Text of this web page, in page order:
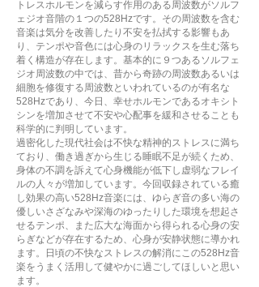
トレスホルモンを減らす作用のある周波数がソルフ
ェジオ音階の１つの528Hzです。その周波数を含む
音楽は気分を改善したり不安を払拭する影響もあ
り、テンポや音色には心身のリラックスを生む落ち
着く構造が存在します。基本的に９つあるソルフェ
ジオ周波数の中では、昔から奇跡の周波数あるいは
細胞を修復する周波数といわれているのが有名な
528Hzであり、今日、幸せホルモンであるオキシト
シンを増加させて不安や心配事を緩和させることも
科学的に判明しています。
過密化した現代社会は不快な精神的ストレスに満ち
ており、働き過ぎから生じる睡眠不足が続くため、
身体の不調を訴えて心身機能が低下し虚弱なフレイ
ルの人々が増加しています。今回収録されている癒
し効果の高い528Hz音楽には、ゆらぎ音の多い海の
優しいさざなみや深海のゆったりした環境を想起さ
せるテンポ、また広大な海面から得られる心身の安
らぎなどが存在するため、心身が安静状態に導かれ
ます。日頃の不快なストレスの解消にこの528Hz音
楽をうまく活用して健やかに過ごしてほしいと思い
ます。